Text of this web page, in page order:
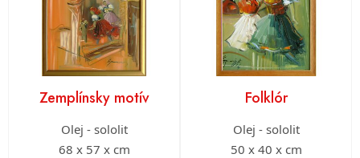
Zemplínsky motív
Olej - sololit
68 x 57 x cm
Folklór
Olej - sololit
50 x 40 x cm